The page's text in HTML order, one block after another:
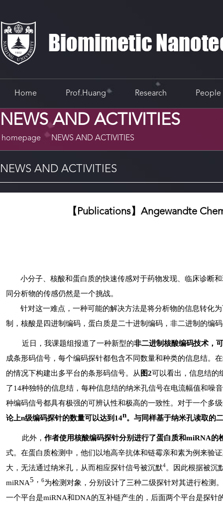
Home Prof.Huang Research People
NEWS AND ACTIVITIES
homepage NEWS AND ACTIVITIES
NEWS AND ACTIVITIES
【Publications】Angewandte
小分子、核酸和蛋白质的快速传感对于药物发现、临床诊断
同分析物的传感仍然是一个挑战。
针对这一难点，一种可能的解决方法是将分析物的信息转化
制，核酸是四进制编码，蛋白质是二十进制编码，非二进制的编
近日，我课题组报道了一种新型的非二进制核酸编码技术，
成条形码信号，每个编码探针都包含不同数量和种类的信息结。
的情况下构建出多平台的条形码信号。从 图2可以看出，信息结的
了14种独特的信息结，每种信息结的纳米孔信号在电流幅值和噪
种编码信号都具有极强的可辨认性和极高的一致性。对于一个多
论上n级编码探针的数量可以达到 14n。与同样基于纳米孔读取的
此外， 作者使用核酸编码探针分别进行了蛋白质和miRNA的
式。在蛋白质检测中，他们以地高辛抗体和链霉亲和素为例来验
大，无法通过纳米孔，从而相应探针信号被沉默4。因此根据被沉
miRNA5 ， 6为检测对象，分别设计了三种二级探针对其进行检测
一个平台是miRNA和DNA的互补链产生的，后面两个平台是探针